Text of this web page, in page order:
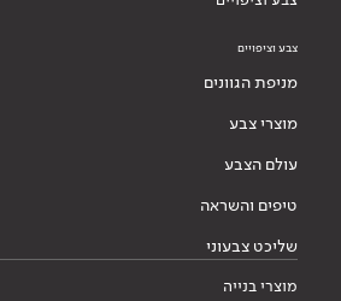
צבע וציפויים
מניפת הגוונים
מוצרי צבע
עולם הצבע
טיפים והשראה
שליכט צבעוני
מוצרי בנייה